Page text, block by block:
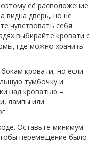
её расположение
видна дверь, но не
чувствовать себя
выбирайте кровати с
где можно хранить
кровати, но если
тумбочку и
над кроватью –
лампы или
Оставьте минимум
перемещение было